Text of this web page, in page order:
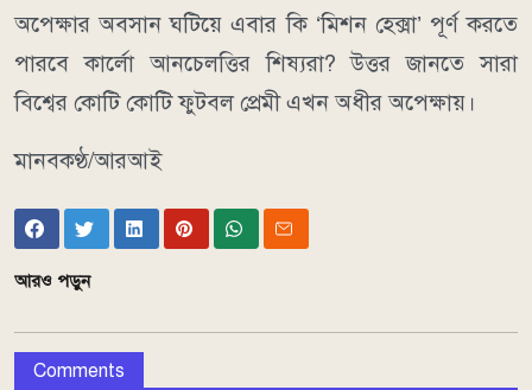
অপেক্ষার অবসান ঘটিয়ে এবার কি ‘মিশন হেক্সা’ পূর্ণ করতে
পারবে কার্লো আনচেলত্তির শিষ্যরা? উত্তর জানতে সারা
বিশ্বের কোটি কোটি ফুটবল প্রেমী এখন অধীর অপেক্ষায়।
মানবকণ্ঠ/আরআই
আরও পড়ুন
Comments